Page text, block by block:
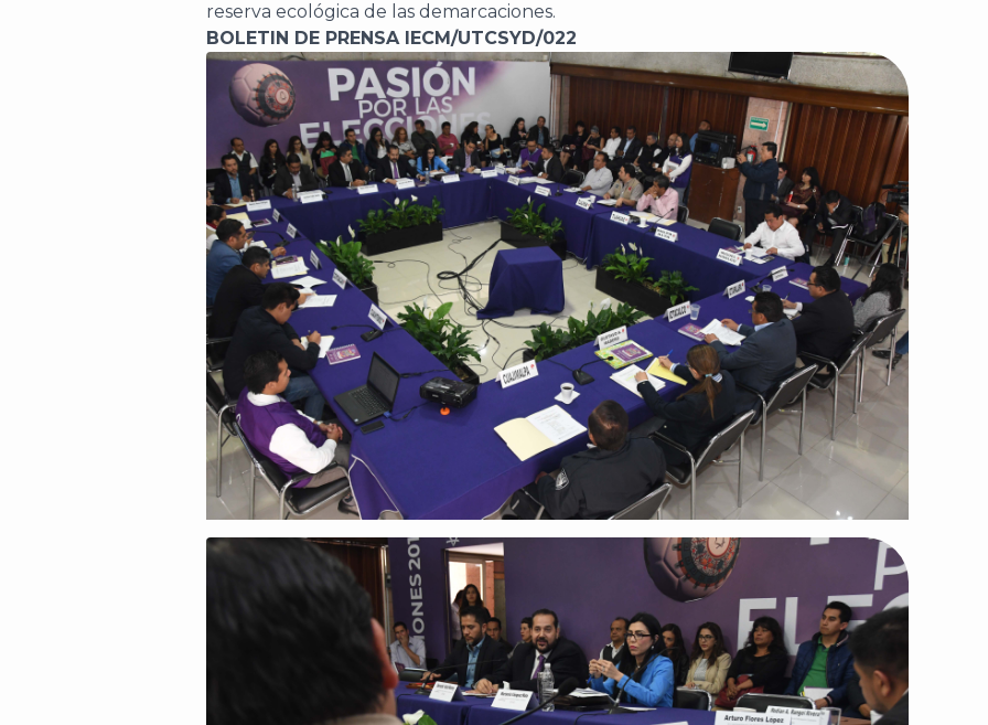
reserva ecológica de las demarcaciones.
BOLETIN DE PRENSA IECM/UTCSYD/022